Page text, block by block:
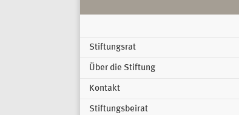
Stiftungsrat
Über die Stiftung
Kontakt
Stiftungsbeirat